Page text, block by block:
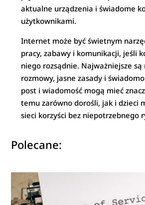
aktualne urządzenia i świadome
użytkownikami.
Internet może być świetnym
pracy, zabawy i komunikacji, jeśli
niego rozsądnie. Najważniejsze
rozmowy, jasne zasady i
post i wiadomość mogą mieć
temu zarówno dorośli, jak i dzieci
sieci korzyści bez niepotrzebnego
Polecane: